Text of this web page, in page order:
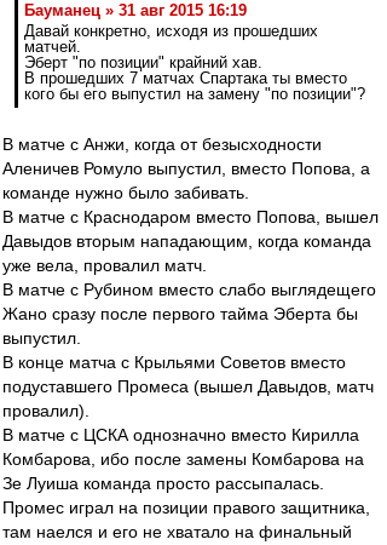
Бауманец » 31 авг 2015 16:19
Давай конкретно, исходя из прошедших
матчей.
Эберт "по позиции" крайний хав.
В прошедших 7 матчах Спартака ты вместо
кого бы его выпустил на замену "по позиции"?
В матче с Анжи, когда от безысходности
Аленичев Ромуло выпустил, вместо Попова, а
команде нужно было забивать.
В матче с Краснодаром вместо Попова, вышел
Давыдов вторым нападающим, когда команда
уже вела, провалил матч.
В матче с Рубином вместо слабо выглядещего
Жано сразу после первого тайма Эберта бы
выпустил.
В конце матча с Крыльями Советов вместо
подуставшего Промеса (вышел Давыдов, матч
провалил).
В матче с ЦСКА однозначно вместо Кирилла
Комбарова, ибо после замены Комбарова на
Зе Луиша команда просто рассыпалась.
Промес играл на позиции правого защитника,
там наелся и его не хватало на финальный